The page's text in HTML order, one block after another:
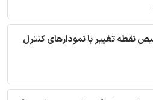
نقطه تغییر با نمودارهای کنترل